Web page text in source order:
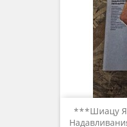
***шиацу